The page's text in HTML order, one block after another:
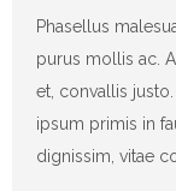
Phasellus
purus mollis ac.
et, convallis
ipsum primis in
dignissim, vitae